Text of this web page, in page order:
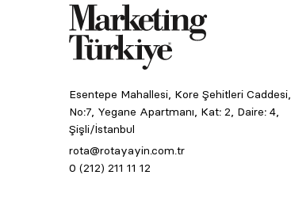
Esentepe Mahallesi, Kore Şehitleri Caddesi,
No:7, Yegane Apartmanı, Kat: 2, Daire: 4,
Şişli/İstanbul
rota@rotayayin.com.tr
0 (212) 211 11 12